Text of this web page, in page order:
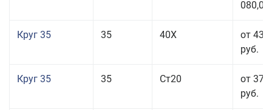
080,00
Круг 35 35 40Х
от 43
руб.
Круг 35 35 Ст20
от 37
руб.